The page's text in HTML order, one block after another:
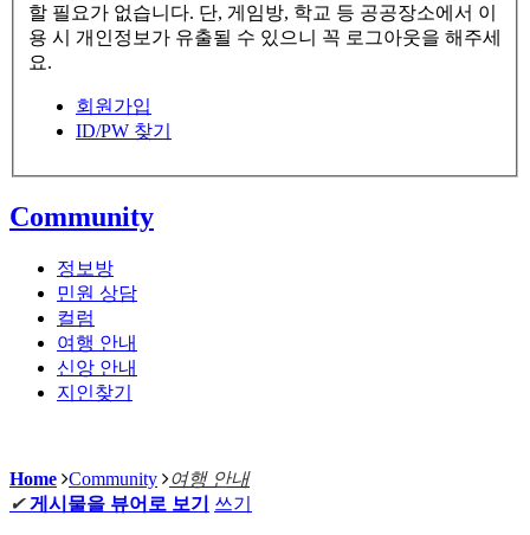
할 필요가 없습니다. 단, 게임방, 학교 등 공공장소에서 이
용 시 개인정보가 유출될 수 있으니 꼭 로그아웃을 해주세
요.
회원가입
ID/PW 찾기
Community
정보방
민원 상담
컬럼
여행 안내
신앙 안내
지인찾기
Home Community
여행 안내
✔ 게시물을 뷰어로 보기 쓰기